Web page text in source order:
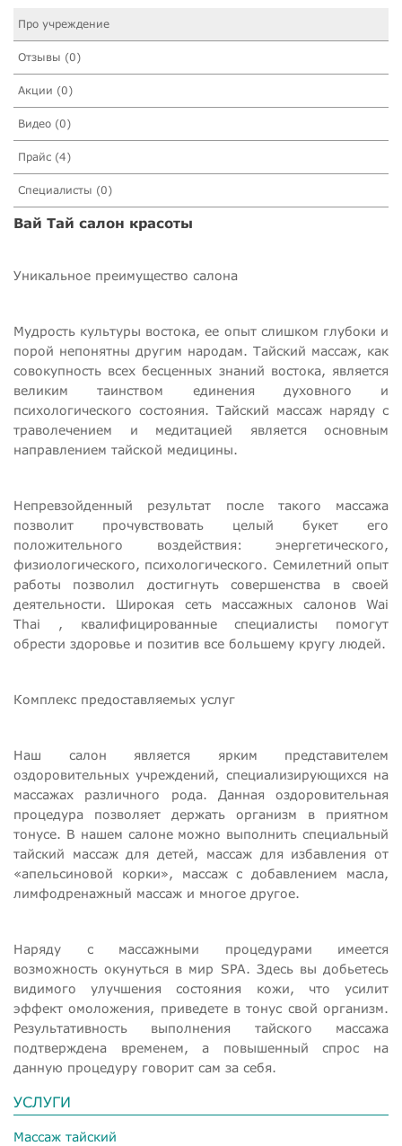
Про учреждение
Отзывы (0)
Акции (0)
Видео (0)
Прайс (4)
Специалисты (0)
Вай Тай салон красоты
Уникальное преимущество салона
Мудрость культуры востока, ее опыт слишком глубоки и
порой непонятны другим народам. Тайский массаж, как
совокупность всех бесценных знаний востока, является
великим таинством единения духовного и
психологического состояния. Тайский массаж наряду с
траволечением и медитацией является основным
направлением тайской медицины.
Непревзойденный результат после такого массажа
позволит прочувствовать целый букет его
положительного воздействия: энергетического,
физиологического, психологического. Семилетний опыт
работы позволил достигнуть совершенства в своей
деятельности. Широкая сеть массажных салонов Wai
Thai , квалифицированные специалисты помогут
обрести здоровье и позитив все большему кругу людей.
Комплекс предоставляемых услуг
Наш салон является ярким представителем
оздоровительных учреждений, специализирующихся на
массажах различного рода. Данная оздоровительная
процедура позволяет держать организм в приятном
тонусе. В нашем салоне можно выполнить специальный
тайский массаж для детей, массаж для избавления от
«апельсиновой корки», массаж с добавлением масла,
лимфодренажный массаж и многое другое.
Наряду с массажными процедурами имеется
возможность окунуться в мир SPA. Здесь вы добьетесь
видимого улучшения состояния кожи, что усилит
эффект омоложения, приведете в тонус свой организм.
Результативность выполнения тайского массажа
подтверждена временем, а повышенный спрос на
данную процедуру говорит сам за себя.
УСЛУГИ
Массаж тайский